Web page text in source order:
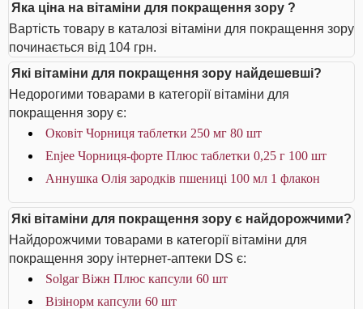
Яка ціна на вітаміни для покращення зору ?
Вартість товару в каталозі вітаміни для покращення зору
починається від 104 грн.
Які вітаміни для покращення зору найдешевші?
Недорогими товарами в категорії вітаміни для
покращення зору є:
Оковіт Чорниця таблетки 250 мг 80 шт
Enjee Чорниця-форте Плюс таблетки 0,25 г 100 шт
Аннушка Олія зародків пшениці 100 мл 1 флакон
Які вітаміни для покращення зору є найдорожчими?
Найдорожчими товарами в категорії вітаміни для
покращення зору інтернет-аптеки DS є:
Solgar Віжн Плюс капсули 60 шт
Візінорм капсули 60 шт